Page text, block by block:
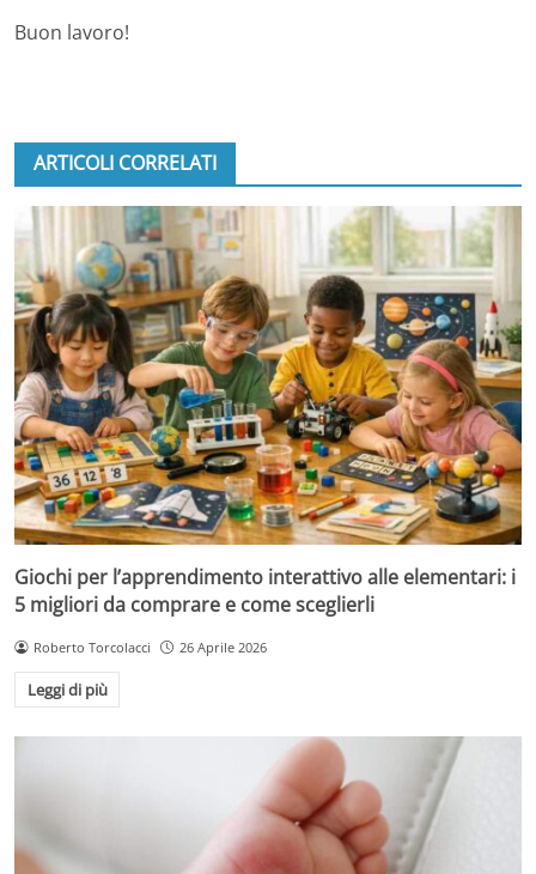
Buon lavoro!
ARTICOLI CORRELATI
Giochi per l’apprendimento interattivo alle elementari: i
5 migliori da comprare e come sceglierli
Roberto Torcolacci 26 Aprile 2026
Leggi di più